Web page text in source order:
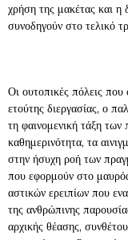
χρήση της μακέτας και η
συνοδηγούν στο τελικό
Οι ουτοπικές πόλεις
ετούτης διεργασίας, ο
τη φαινομενική τάξη
καθημερινότητα, τα
στην ήσυχη ροή των
που εφορμούν στο
αστικών ερειπίων που
της ανθρώπινης
αρχικής θέασης,